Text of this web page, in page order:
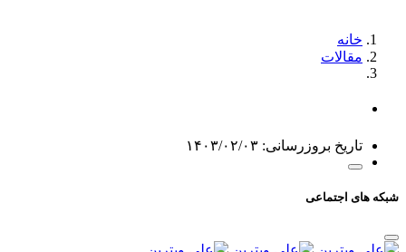
خانه
مقالات
تاریخ بروزرسانی: ۱۴۰۳/۰۲/۰۳
شبکه های اجتماعی